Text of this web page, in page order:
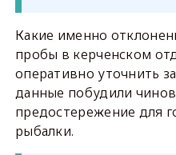
Какие именно
пробы в керченском
оперативно уточнить
данные побудили
предостережение для
рыбалки.